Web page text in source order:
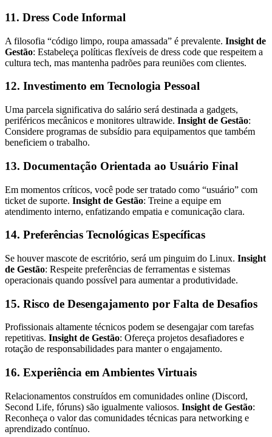
11. Dress Code Informal
A filosofia “código limpo, roupa amassada” é prevalente. Insight de
Gestão: Estabeleça políticas flexíveis de dress code que respeitem a
cultura tech, mas mantenha padrões para reuniões com clientes.
12. Investimento em Tecnologia Pessoal
Uma parcela significativa do salário será destinada a gadgets,
periféricos mecânicos e monitores ultrawide. Insight de Gestão:
Considere programas de subsídio para equipamentos que também
beneficiem o trabalho.
13. Documentação Orientada ao Usuário Final
Em momentos críticos, você pode ser tratado como “usuário” com
ticket de suporte. Insight de Gestão: Treine a equipe em
atendimento interno, enfatizando empatia e comunicação clara.
14. Preferências Tecnológicas Específicas
Se houver mascote de escritório, será um pinguim do Linux. Insight
de Gestão: Respeite preferências de ferramentas e sistemas
operacionais quando possível para aumentar a produtividade.
15. Risco de Desengajamento por Falta de Desafios
Profissionais altamente técnicos podem se desengajar com tarefas
repetitivas. Insight de Gestão: Ofereça projetos desafiadores e
rotação de responsabilidades para manter o engajamento.
16. Experiência em Ambientes Virtuais
Relacionamentos construídos em comunidades online (Discord,
Second Life, fóruns) são igualmente valiosos. Insight de Gestão:
Reconheça o valor das comunidades técnicas para networking e
aprendizado contínuo.